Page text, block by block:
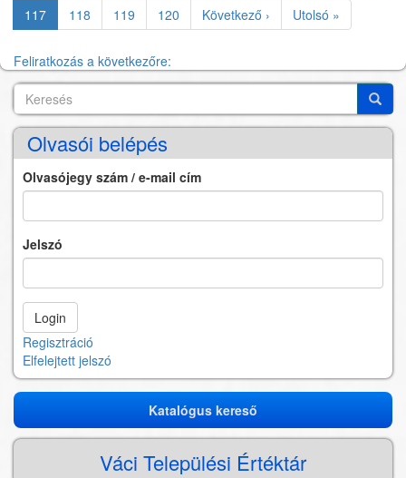
Jelenlegi
oldal
117 Oldal
118 Oldal
119 Oldal
120
Következő
oldal
Következő ›
Utolsó
oldal
Utolsó »
Feliratkozás a következőre:
Search
Keresés
Olvasói belépés
Olvasójegy szám / e-mail cím
Jelszó
Regisztráció
Elfelejtett jelszó
Katalógus
kereső
Katalógus kereső
Váci Települési Értéktár